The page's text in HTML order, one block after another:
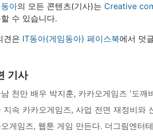
아의 모든 콘텐츠(기사)는 Creative
수 있습니다.
견은 IT동아(게임동아) 페이스북에서 덧
기사
천만 배우 박지훈, 카카오게임즈 '도깨
지속 카카오게임즈, 사업 전면 재정비와
게임즈, 웹툰 게임 만든다. 더그림엔터